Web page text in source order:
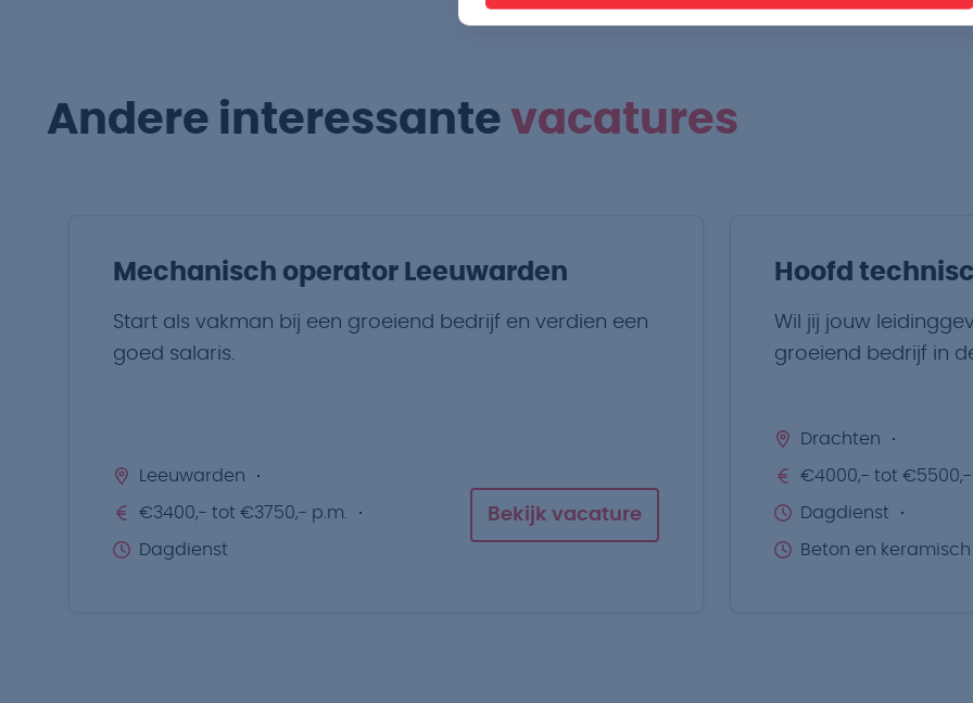
Andere interessante vacatures
Mechanisch operator Leeuwarden
Start als vakman bij een groeiend bedrijf en verdien een
goed salaris.
Leeuwarden
€3400,- tot €3750,- p.m.
Dagdienst
Bekijk vacature
Hoofd
Wil jij jouw
groeiend bedrijf in
Drachten
€4000,- tot €5500,-
Dagdienst
Beton en keramisch